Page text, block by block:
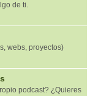
de ti.
webs, proyectos)
podcast? ¿Quieres